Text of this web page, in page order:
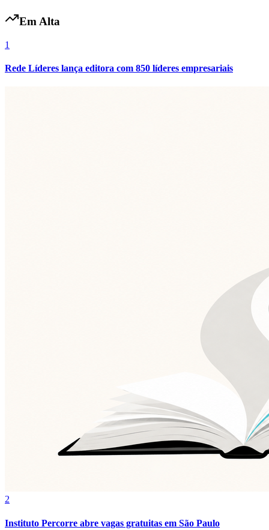
Em Alta
1
Rede Líderes lança editora com 850 líderes empresariais
2
Instituto Percorre abre vagas gratuitas em São Paulo